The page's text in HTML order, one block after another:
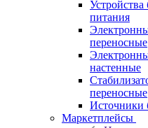
Устройства
питания
переносные
настенные
переносные
Источники
Маркетплейсы